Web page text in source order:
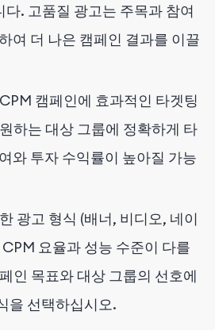
다. 고품질 광고는 주목과 참여
여 더 나은 캠페인 결과를 이끌
CPM 캠페인에 효과적인 타겟팅
하는 대상 그룹에 정확하게 타
와 투자 수익률이 높아질 가능
광고 형식 (배너, 비디오, 네이
요율과 성능 수준이 다를
인 목표와 대상 그룹의 선호에
을 선택하십시오.